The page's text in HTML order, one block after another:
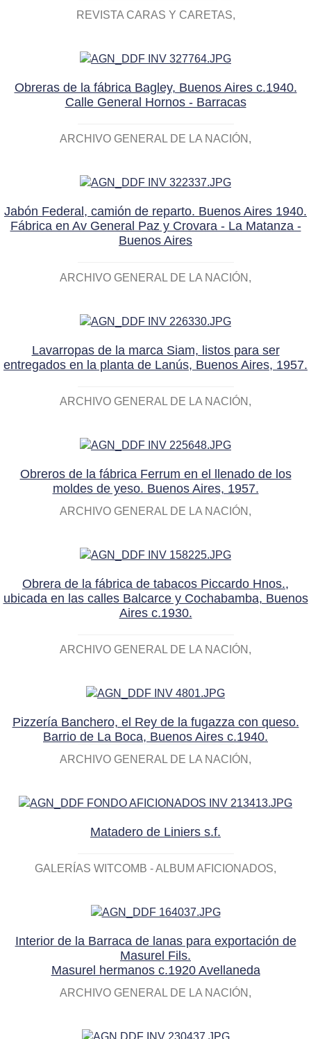
REVISTA CARAS Y CARETAS
Obreras de la fábrica Bagley, Buenos Aires c.1940.
Calle General Hornos - Barracas
ARCHIVO GENERAL DE LA NACIÓN
Jabón Federal, camión de reparto. Buenos Aires 1940.
Fábrica en Av General Paz y Crovara - La Matanza -
Buenos Aires
ARCHIVO GENERAL DE LA NACIÓN
Lavarropas de la marca Siam, listos para ser
entregados en la planta de Lanús, Buenos Aires, 1957.
ARCHIVO GENERAL DE LA NACIÓN
Obreros de la fábrica Ferrum en el llenado de los
moldes de yeso. Buenos Aires, 1957.
ARCHIVO GENERAL DE LA NACIÓN
Obrera de la fábrica de tabacos Piccardo Hnos.,
ubicada en las calles Balcarce y Cochabamba, Buenos
Aires c.1930.
ARCHIVO GENERAL DE LA NACIÓN
Pizzería Banchero, el Rey de la fugazza con queso.
Barrio de La Boca, Buenos Aires c.1940.
ARCHIVO GENERAL DE LA NACIÓN
Matadero de Liniers s.f.
GALERÍAS WITCOMB - ALBUM AFICIONADOS
Interior de la Barraca de lanas para exportación de
Masurel Fils.
Masurel hermanos c.1920 Avellaneda
ARCHIVO GENERAL DE LA NACIÓN